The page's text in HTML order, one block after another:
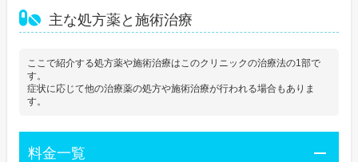
主な処方薬と施術治療
ここで紹介する処方薬や施術治療はこのクリニックの治療法の1部で
す。
症状に応じて他の治療薬の処方や施術治療が行われる場合もありま
す。
料金一覧